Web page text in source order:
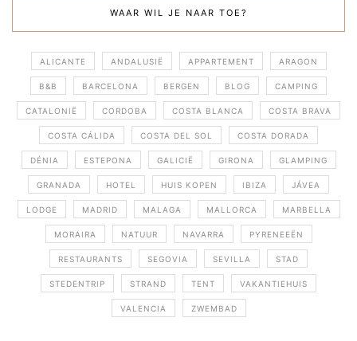
WAAR WIL JE NAAR TOE?
ALICANTE ANDALUSIË APPARTEMENT ARAGON
B&B BARCELONA BERGEN BLOG CAMPING
CATALONIË CORDOBA COSTA BLANCA COSTA BRAVA
COSTA CÁLIDA COSTA DEL SOL COSTA DORADA
DÉNIA ESTEPONA GALICIË GIRONA GLAMPING
GRANADA HOTEL HUIS KOPEN IBIZA JÁVEA
LODGE MADRID MALAGA MALLORCA MARBELLA
MORAIRA NATUUR NAVARRA PYRENEEËN
RESTAURANTS SEGOVIA SEVILLA STAD
STEDENTRIP STRAND TENT VAKANTIEHUIS
VALENCIA ZWEMBAD